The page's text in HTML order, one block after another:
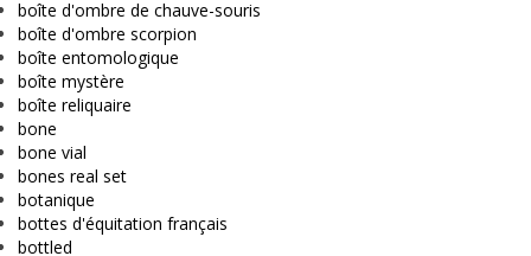
boîte d'ombre de chauve-souris
boîte d'ombre scorpion
boîte entomologique
boîte mystère
boîte reliquaire
bone
bone vial
bones real set
botanique
bottes d'équitation français
bottled